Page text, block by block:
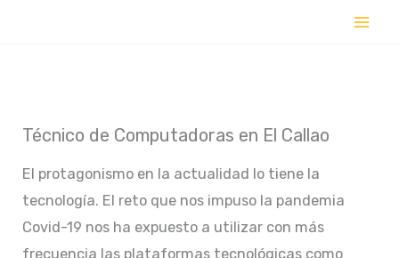
Técnico de Computadoras en El Callao
El protagonismo en la actualidad lo tiene la
tecnología. El reto que nos impuso la pandemia
Covid-19 nos ha expuesto a utilizar con más
frecuencia las plataformas tecnológicas como